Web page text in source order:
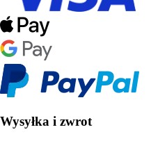
Wysyłka i zwrot